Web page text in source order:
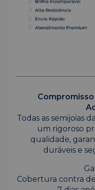
Compromisso
Todas as semijoias
um rigoroso
qualidade,
duráveis e
Cobertura contra